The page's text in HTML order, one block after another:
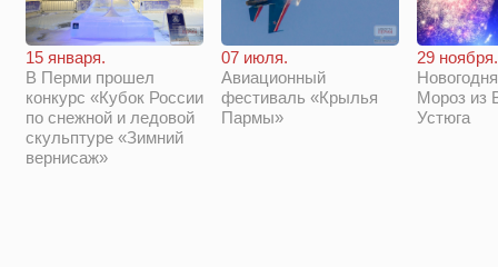
15 января.
В Перми прошел
конкурс «Кубок России
по снежной и ледовой
скульптуре «Зимний
вернисаж»
07 июля.
Авиационный
фестиваль «Крылья
Пармы»
29 ноября.
Мороз из
Устюга